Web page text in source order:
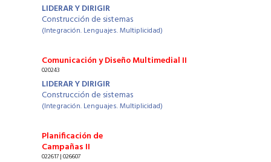
LIDERAR Y DIRIGIR
Construcción de sistemas
(Integración. Lenguajes. Multiplicidad)
Comunicación y Diseño Multimedial II
020243
LIDERAR Y DIRIGIR
Construcción de sistemas
(Integración. Lenguajes. Multiplicidad)
Planificación de
Campañas II
022617 | 026607